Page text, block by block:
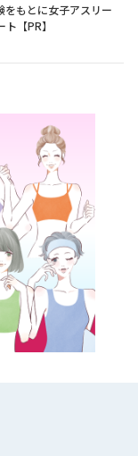
もとに女子アスリー
【PR】